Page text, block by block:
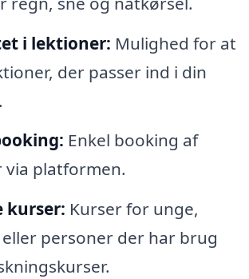
i lektioner: Mulighed for at
der passer ind i din
Enkel booking af
via platformen.
kurser: Kurser for unge,
personer der har brug